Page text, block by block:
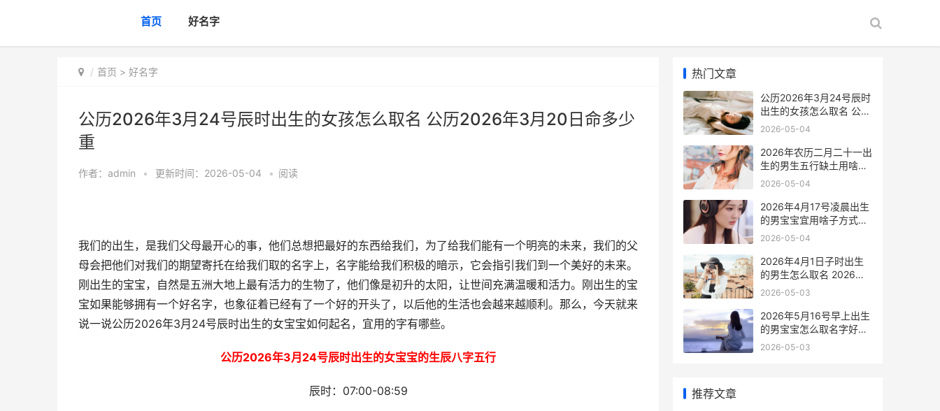
首页 好名字
首页 > 好名字
公历2026年3月24号辰时出生的女孩怎么取名 公历2026年3月20日命多少
重
作者： admin • 更新时间：2026-05-04 • 阅读
我们的出生，是我们父母最开心的事，他们总想把最好的东西给我们，为了给我们能有一个明亮的未来，我们的父
母会把他们对我们的期望寄托在给我们取的名字上，名字能给我们积极的暗示，它会指引我们到一个美好的未来。
刚出生的宝宝，自然是五洲大地上最有活力的生物了，他们像是初升的太阳，让世间充满温暖和活力。刚出生的宝
宝如果能够拥有一个好名字，也象征着已经有了一个好的开头了，以后他的生活也会越来越顺利。那么，今天就来
说一说公历2026年3月24号辰时出生的女宝宝如何起名，宜用的字有哪些。
公历2026年3月24号辰时出生的女宝宝的生辰八字五行
辰时：07:00-08:59
热门文章
公历2026年3月24号辰时
出生的女孩怎么取名 公历
2026年3月20日命多少重
2026-05-04
2026年农历二月二十一出
生的男生五行缺土用啥子
字好一些 2026年农历二
2026-05-04
2026年4月17号凌晨出生
的男宝宝宜用啥子方式取
名好 2026年4月17日发生
2026-05-04
2026年4月1日子时出生
的男生怎么取名 2026年4
月1日子时出生
2026-05-03
2026年5月16号早上出生
的男宝宝怎么取名字好听
2026年5月16日生日命运
2026-05-03
推荐文章